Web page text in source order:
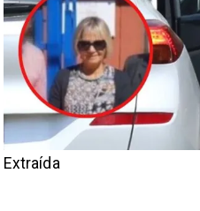
Extraída